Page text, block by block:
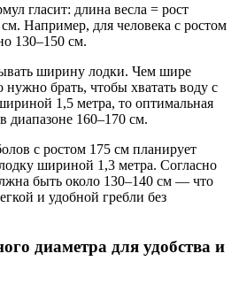
гласит: длина весла = рост
Например, для человека с ростом
130–150 см.
ширину лодки. Чем шире
нужно брать, чтобы хватать воду с
1,5 метра, то оптимальная
диапазоне 160–170 см.
с ростом 175 см планирует
шириной 1,3 метра. Согласно
быть около 130–140 см — что
и удобной гребли без
диаметра для удобства и